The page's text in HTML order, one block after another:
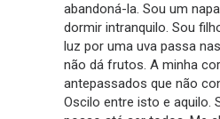
abandoná-la. Sou um
dormir intranquilo. Sou
luz por uma uva passa
não dá frutos. A minha
antepassados que não
Oscilo entre isto e aquilo.